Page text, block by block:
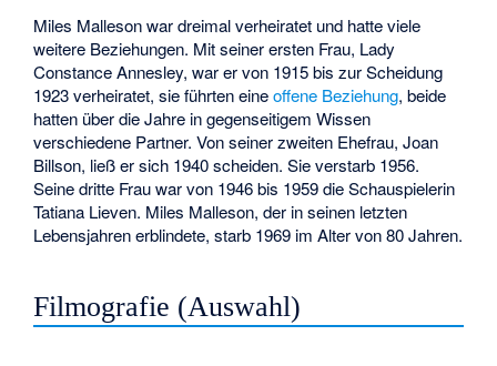
Miles Malleson war dreimal verheiratet und hatte viele
weitere Beziehungen. Mit seiner ersten Frau, Lady
Constance Annesley, war er von 1915 bis zur Scheidung
1923 verheiratet, sie führten eineoffene Beziehung, beide
hatten über die Jahre in gegenseitigem Wissen
verschiedene Partner. Von seiner zweiten Ehefrau, Joan
Billson, ließ er sich 1940 scheiden. Sie verstarb 1956.
Seine dritte Frau war von 1946 bis 1959 die Schauspielerin
Tatiana Lieven. Miles Malleson, der in seinen letzten
Lebensjahren erblindete, starb 1969 im Alter von 80 Jahren.
Filmografie (Auswahl)